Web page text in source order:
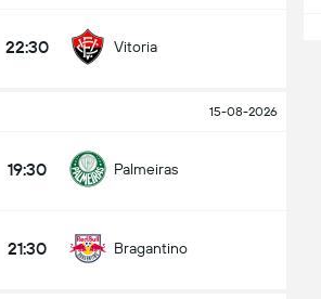
22:30 Vitoria
15-08-2026
19:30 Palmeiras
21:30 Bragantino